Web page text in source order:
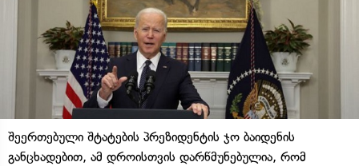
შეერთებული შტატების პრეზიდენტის ჯო ბაიდენის
განცხადებით, ამ დროისთვის დარწმუნებულია, რომ